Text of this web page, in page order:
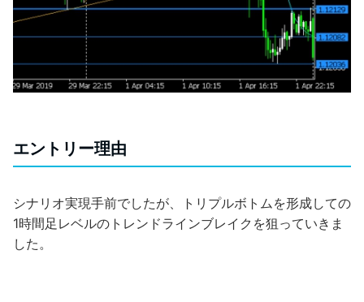
エントリー理由
シナリオ実現手前でしたが、トリプルボトムを形成しての
1時間足レベルのトレンドラインブレイクを狙っていきま
した。